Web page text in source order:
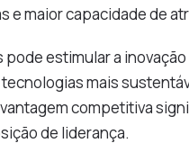
e maior capacidade de
estimular a
mais
competitiva
de liderança.